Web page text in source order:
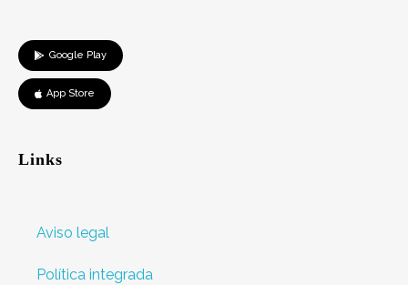
Google Play
App Store
Links
Aviso legal
Política integrada